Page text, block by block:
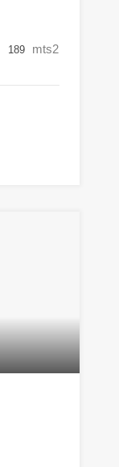
189 mts2